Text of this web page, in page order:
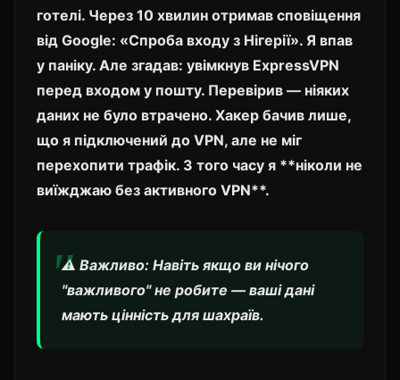
готелі. Через 10 хвилин отримав сповіщення
від Google: «Спроба входу з Нігерії». Я впав
у паніку. Але згадав: увімкнув ExpressVPN
перед входом у пошту. Перевірив — ніяких
даних не було втрачено. Хакер бачив лише,
що я підключений до VPN, але не міг
перехопити трафік. З того часу я **ніколи не
виїжджаю без активного VPN**.
⚠️ Важливо: Навіть якщо ви нічого
"важливого" не робите — ваші дані
мають цінність для шахраїв.